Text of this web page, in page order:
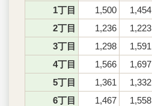
1丁目
1,500 1,454
2丁目
1,236 1,223
3丁目
1,298 1,591
4丁目
1,566 1,697
5丁目
1,361 1,332
6丁目
1,467 1,558